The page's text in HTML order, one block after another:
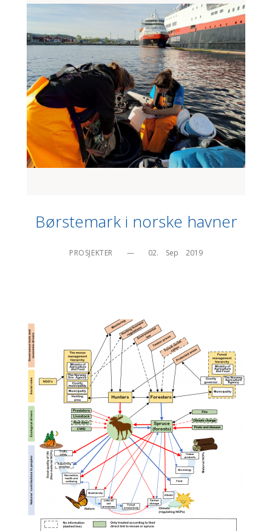
Børstemark i norske havner
PROSJEKTER — 02.    Sep    2019